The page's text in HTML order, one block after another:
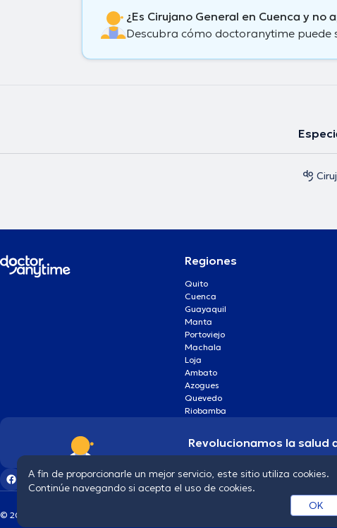
¿Es Cirujano General en Cuenca y no
Descubra cómo doctoranytime puede
Regiones
Quito
Cuenca
Guayaquil
Manta
Portoviejo
Machala
Loja
Ambato
Azogues
Quevedo
Riobamba
Revolucionamos la salud
© 2026 doctoranytime
A fin de proporcionarle un mejor servicio, este sitio utiliza cookies.
Continúe navegando si acepta el uso de cookies.
OK